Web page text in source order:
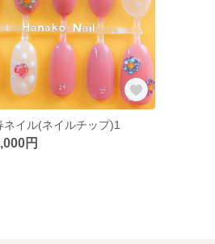
ネイル(ネイルチップ)1
円